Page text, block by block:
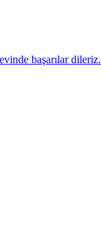
başarılar dileriz.